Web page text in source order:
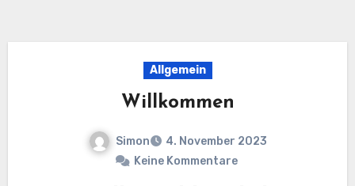
Allgemein
Willkommen
Simon
4. November 2023
Keine Kommentare